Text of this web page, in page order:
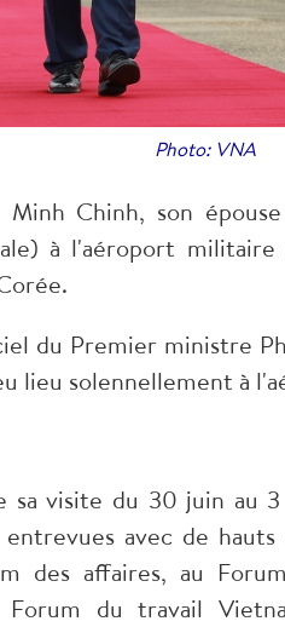
Photo: VNA
Chinh, son
à l'aéroport
du Premier ministre
lieu solennellement à
sa visite du 30 juin au
avec de
des affaires, au
du travail